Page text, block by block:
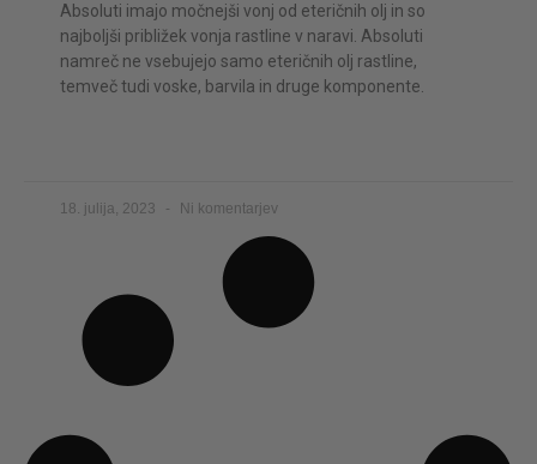
Absoluti imajo močnejši vonj od eteričnih olj in so
najboljši približek vonja rastline v naravi. Absoluti
namreč ne vsebujejo samo eteričnih olj rastline,
temveč tudi voske, barvila in druge komponente.
18. julija, 2023 Ni komentarjev